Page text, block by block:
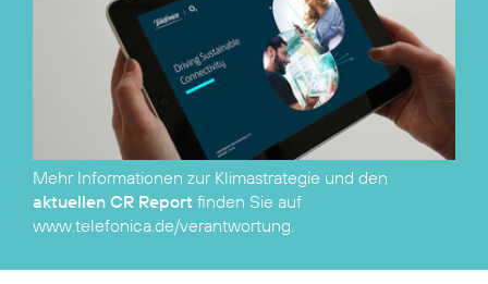
Mehr Informationen zur Klimastrategie und den
aktuellen CR Report finden Sie auf
www.telefonica.de/verantwortung